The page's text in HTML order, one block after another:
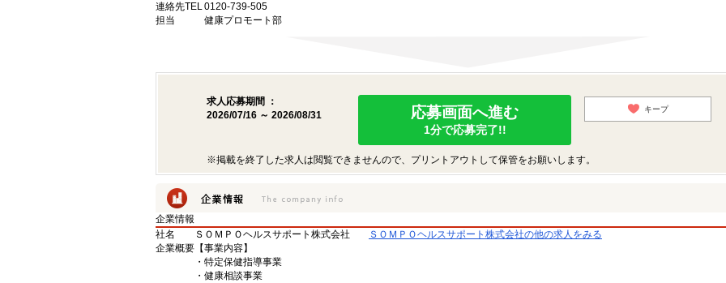
連絡先TEL0120-739-505
担当
健康プロモート部
求人応募期間 ：
2026/07/16 ～ 2026/08/31
応募画面へ進む
1分で応募完了!!
キープ
※掲載を終了した求人は閲覧できませんので、プリントアウトして保管をお願いします。
企業情報
社名
ＳＯＭＰＯヘルスサポート株式会社
ＳＯＭＰＯヘルスサポート株式会社の他の求人をみる
企業概要 【事業内容】
・特定保健指導事業
・健康相談事業